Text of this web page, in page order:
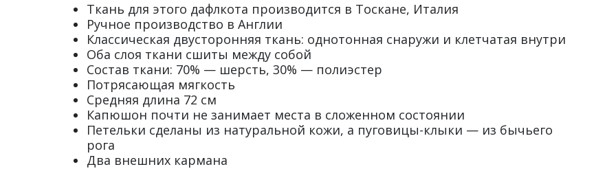
Ткань для этого дафлкота производится в Тоскане, Италия
Ручное производство в Англии
Классическая двусторонняя ткань: однотонная снаружи и клетчатая внутри
Оба слоя ткани сшиты между собой
Состав ткани: 70% — шерсть, 30% — полиэстер
Потрясающая мягкость
Средняя длина 72 см
Капюшон почти не занимает места в сложенном состоянии
Петельки сделаны из натуральной кожи, а пуговицы-клыки — из бычьего
рога
Два внешних кармана